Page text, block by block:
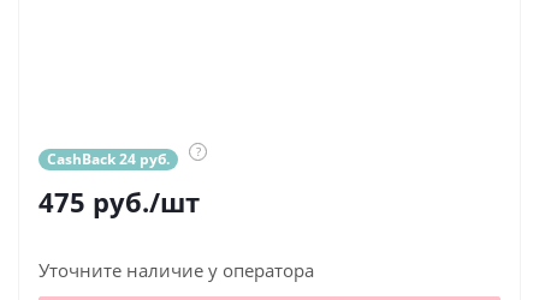
CashBack 24 руб. ?
475 руб./шт
Уточните наличие у оператора